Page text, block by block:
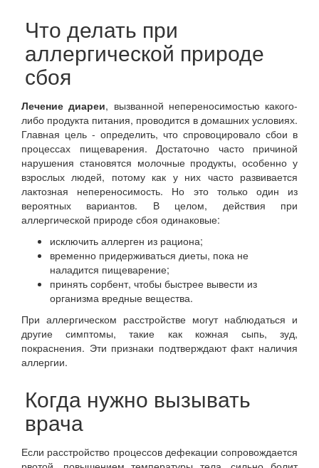
Что делать при
аллергической природе
сбоя
Лечение диареи, вызванной непереносимостью какого-
либо продукта питания, проводится в домашних условиях.
Главная цель - определить, что спровоцировало сбои в
процессах пищеварения. Достаточно часто причиной
нарушения становятся молочные продукты, особенно у
взрослых людей, потому как у них часто развивается
лактозная непереносимость. Но это только один из
вероятных вариантов. В целом, действия при
аллергической природе сбоя одинаковые:
исключить аллерген из рациона;
временно придерживаться диеты, пока не
наладится пищеварение;
принять сорбент, чтобы быстрее вывести из
организма вредные вещества.
При аллергическом расстройстве могут наблюдаться и
другие симптомы, такие как кожная сыпь, зуд,
покраснения. Эти признаки подтверждают факт наличия
аллергии.
Когда нужно вызывать
врача
Если расстройство процессов дефекации сопровождается